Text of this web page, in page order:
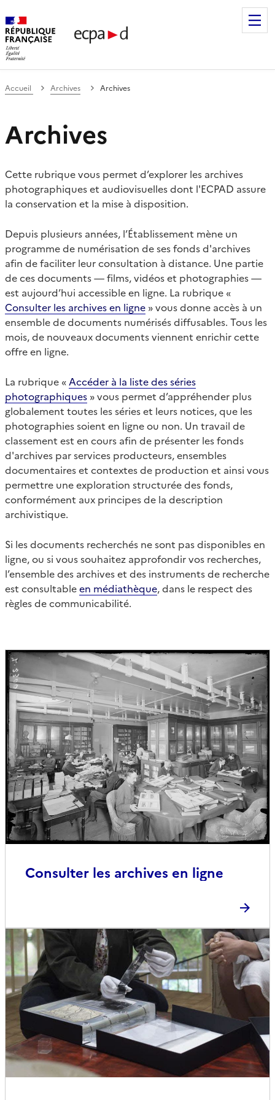
de communication et de production
Accueil Archives Archives
Archives
Cette rubrique vous permet d’explorer les archives
photographiques et audiovisuelles dont l'ECPAD assure
la conservation et la mise à disposition.
Depuis plusieurs années, l’Établissement mène un
programme de numérisation de ses fonds d'archives
afin de faciliter leur consultation à distance. Une partie
de ces documents — films, vidéos et photographies —
est aujourd’hui accessible en ligne. La rubrique «
Consulter les archives en ligne » vous donne accès à un
ensemble de documents numérisés diffusables. Tous les
mois, de nouveaux documents viennent enrichir cette
offre en ligne.
La rubrique « Accéder à la liste des séries
photographiques » vous permet d’appréhender plus
globalement toutes les séries et leurs notices, que les
photographies soient en ligne ou non. Un travail de
classement est en cours afin de présenter les fonds
d'archives par services producteurs, ensembles
documentaires et contextes de production et ainsi vous
permettre une exploration structurée des fonds,
conformément aux principes de la description
archivistique.
Si les documents recherchés ne sont pas disponibles en
ligne, ou si vous souhaitez approfondir vos recherches,
l’ensemble des archives et des instruments de recherche
est consultableen médiathèque, dans le respect des
règles de communicabilité.
Consulter les archives en ligne